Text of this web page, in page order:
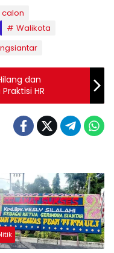
calon
Walikota
dan
HR